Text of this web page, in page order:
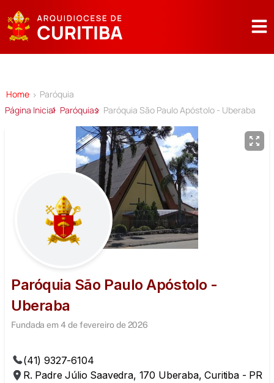
Home > Paróquia
Página Inicial Paróquias Paróquia São Paulo Apóstolo - Uberaba
Paróquia São Paulo Apóstolo -
Uberaba
Fundada em 4 de fevereiro de 2026
(41) 9327-6104
R. Padre Júlio Saavedra, 170 Uberaba, Curitiba - PR